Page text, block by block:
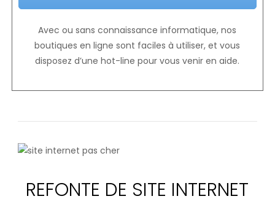
Avec ou sans connaissance informatique, nos
boutiques en ligne sont faciles à utiliser, et vous
disposez d’une hot-line pour vous venir en aide.
REFONTE DE SITE INTERNET